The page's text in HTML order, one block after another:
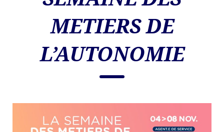
METIERS DE
L’AUTONOMIE